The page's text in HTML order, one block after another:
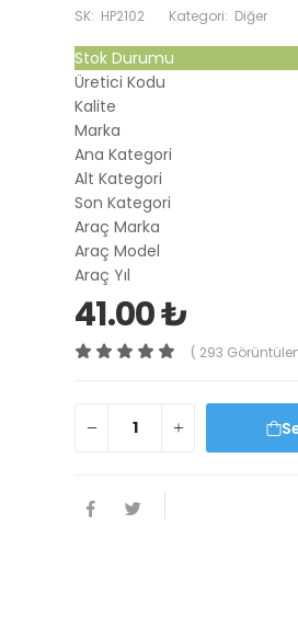
SK: HP2102 Kategori: Diğer
Stok Durumu
Üretici Kodu
Kalite
Marka
Ana Kategori
Alt Kategori
Son Kategori
Araç Marka
Araç Model
Araç Yıl
41.00 ₺
( 293